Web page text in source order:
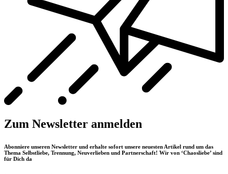
Zum Newsletter anmelden
Abonniere unseren Newsletter und erhalte sofort unsere neuesten Artikel rund um das
Thema Selbstliebe, Trennung, Neuverlieben und Partnerschaft! Wir von ‘Chaosliebe’ sind
für Dich da